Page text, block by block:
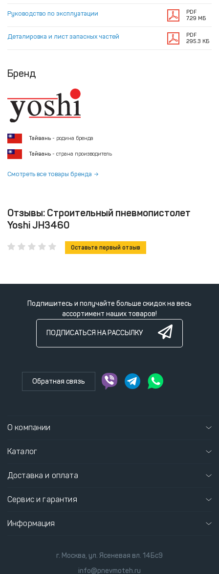
Руководство по эксплуатации
PDF
7.29 МБ
Деталировка и лист запасных частей
PDF
295.3 КБ
Бренд
Тайвань - родина бренда
Тайвань - страна производитель
Смотреть все товары бренда
Отзывы: Строительный пневмопистолет
Yoshi JH3460
Оставьте первый отзыв
Подпишитесь и получайте больше скидок на весь
ассортимент наших товаров!
ПОДПИСАТЬСЯ НА РАССЫЛКУ
Обратная связь
О компании
Каталог
Доставка и оплата
Сервис и гарантия
Информация
г. Москва, ул. Ясеневая вл. 14Бс9
info@pnevmoteh.ru